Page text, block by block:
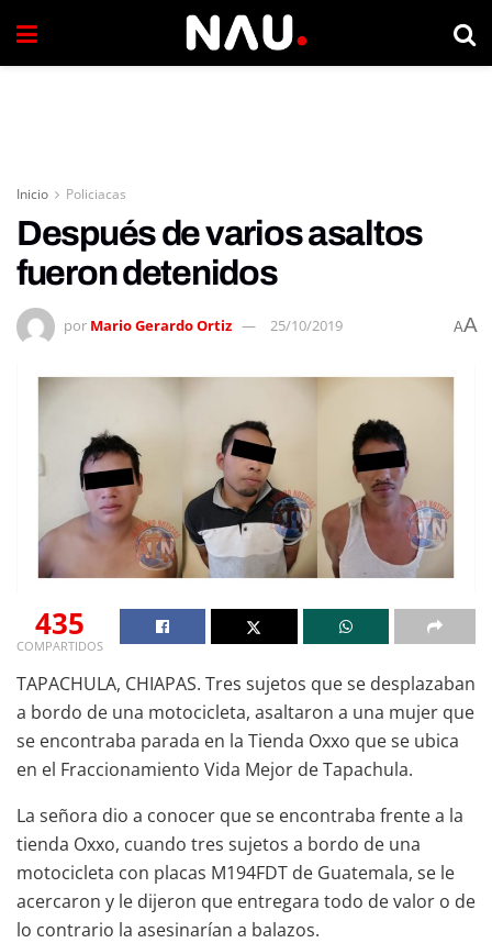
Inicio Policiacas
Después de varios asaltos
fueron detenidos
por Mario Gerardo Ortiz 25/10/2019 AA
435
COMPARTIDOS
TAPACHULA, CHIAPAS. Tres sujetos que se desplazaban
a bordo de una motocicleta, asaltaron a una mujer que
se encontraba parada en la Tienda Oxxo que se ubica
en el Fraccionamiento Vida Mejor de Tapachula.
La señora dio a conocer que se encontraba frente a la
tienda Oxxo, cuando tres sujetos a bordo de una
motocicleta con placas M194FDT de Guatemala, se le
acercaron y le dijeron que entregara todo de valor o de
lo contrario la asesinarían a balazos.